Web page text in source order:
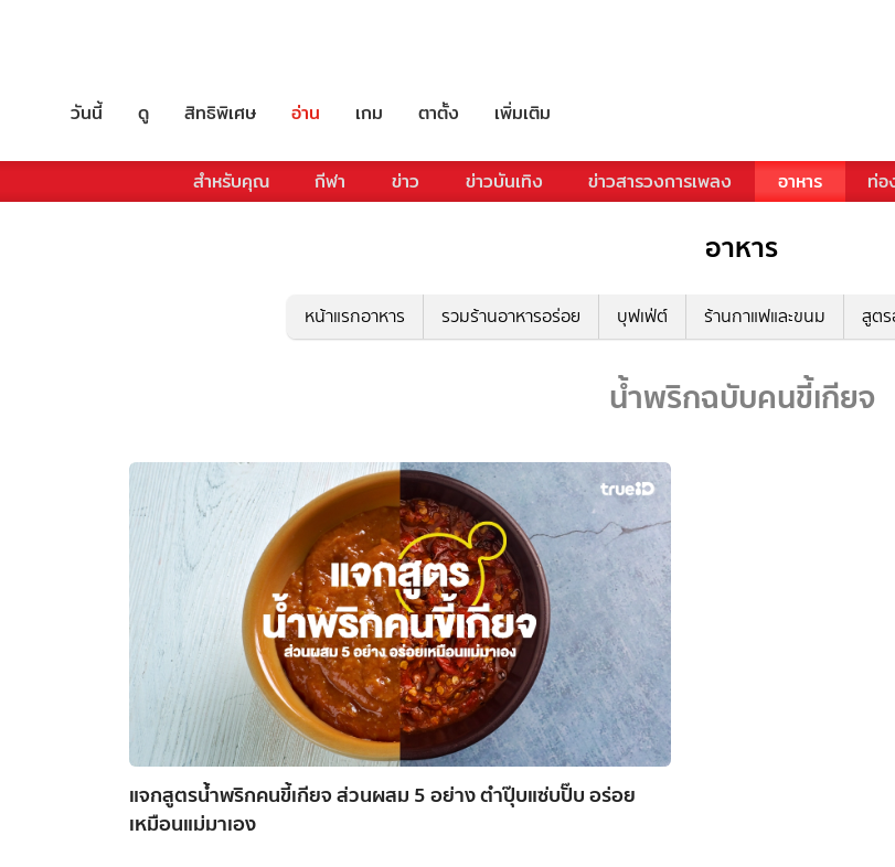
วันนี้ ดู สิทธิพิเศษ อ่าน เกม ตาตั้ง เพิ่มเติม
สำหรับคุณ กีฬา ข่าว ข่าวบันเทิง ข่าวสารวงการเพลง อาหาร ท่อ
อาหาร
หน้าแรกอาหาร รวมร้านอาหารอร่อย บุฟเฟ่ต์ ร้านกาแฟและขนม สูตร
น้ำพริกฉบับคนขี้เกียจ
แจกสูตรน้ำพริกคนขี้เกียจ ส่วนผสม 5 อย่าง ตำปุ๊บแซ่บปั๊บ อร่อย
เหมือนแม่มาเอง